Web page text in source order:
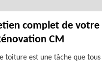
complet de
CM
toiture est une tâche que tous